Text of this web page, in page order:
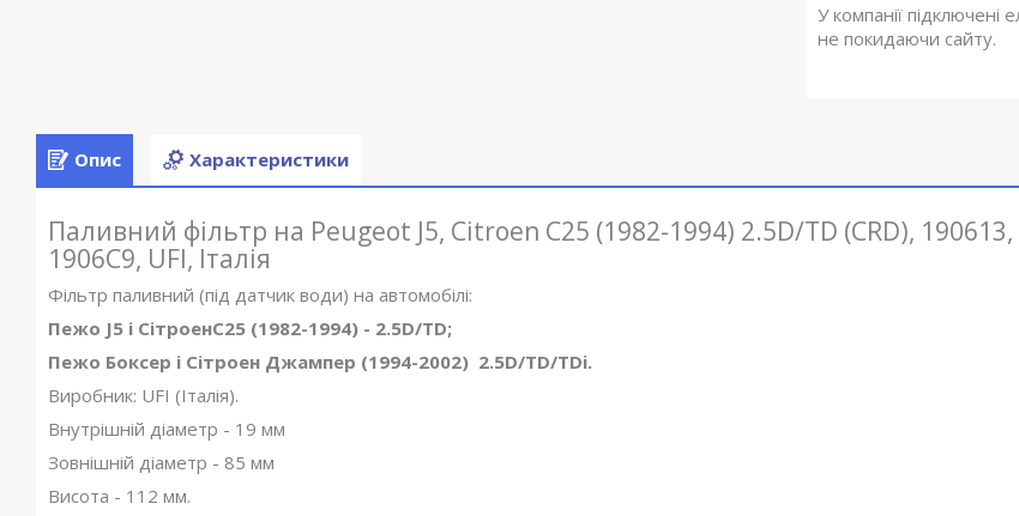
У компанії
не покидаючи сайту.
Опис Характеристики
Паливний фільтр на Peugeot J5, Citroen C25 (1982-1994) 2.5D/TD (CRD), 190613,
1906C9, UFI, Італія
Фільтр паливний (під датчик води) на автомобілі:
Пежо J5 і СітроенC25 (1982-1994) - 2.5D/TD;
Пежо Боксер і Сітроен Джампер (1994-2002) 2.5D/TD/TDi.
Виробник: UFI (Італія).
Внутрішній діаметр - 19 мм
Зовнішній діаметр - 85 мм
Висота - 112 мм.